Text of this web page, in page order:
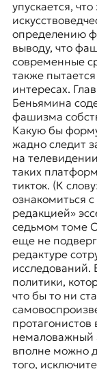
упускается,
определению
выводу, что
современные
также
интересах.
Беньямина
фашизма
Какую бы
жадно следит
на
таких
тикток. (К
ознакомиться
редакцией»
седьмом томе
еще не
редактуре
исследований.
политики,
что бы то ни
немаловажный
вполне можно
того,